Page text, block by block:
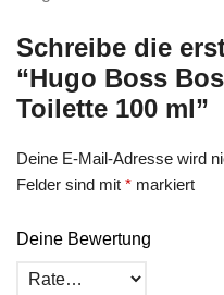
Schreibe die
“Hugo Boss
Toilette 100 ml”
Deine E-Mail-Adresse wird
Felder sind mit * markiert
Deine Bewertung